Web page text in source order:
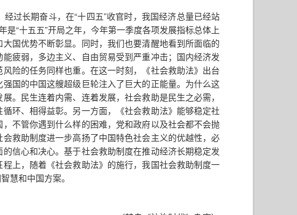
过长期奋斗，在“十四五”收官时，我国经济总量已经站
“十五五”开局之年，今年第一季度各项发展指标总体上
国优势不断彰显。同时，我们也要清醒地看到所面临的
疲弱，多边主义、自由贸易受到严重冲击；国内经济发
险的任务同样也重。在这一时刻，《社会救助法》出台
国的中国这艘超级巨轮注入了巨大的正能量。为什么这
。民生连着内需、连着发展，社会救助是民生之必需，
环、相得益彰。另一方面，《社会救助法》能够稳定社
不管你遇到什么样的困难，党和政府以及社会都不会抛
救助制度进一步高扬了中国特色社会主义的优越性，必
信心和决心。基于社会救助制度在推动经济长期稳定发
上，随着《社会救助法》的施行，我国社会救助制度一
慧和中国方案。